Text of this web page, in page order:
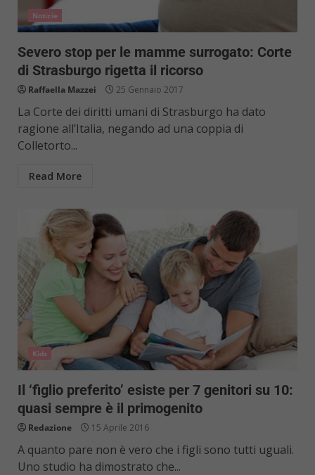
Notizie
Severo stop per le mamme surrogato: Corte
di Strasburgo rigetta il ricorso
Raffaella Mazzei 25 Gennaio 2017
La Corte dei diritti umani di Strasburgo ha dato
ragione all’Italia, negando ad una coppia di
Colletorto...
Read More
Kids
Il ‘figlio preferito’ esiste per 7 genitori su 10:
quasi sempre è il primogenito
Redazione 15 Aprile 2016
A quanto pare non è vero che i figli sono tutti uguali.
Uno studio ha dimostrato che...